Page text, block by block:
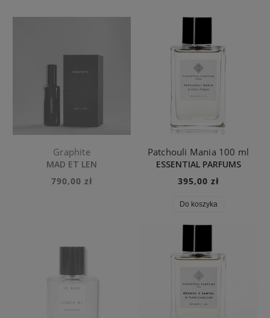
Graphite
MAD ET LEN
790,00 zł
Patchouli Mania 100 ml
ESSENTIAL PARFUMS
395,00 zł
Do koszyka